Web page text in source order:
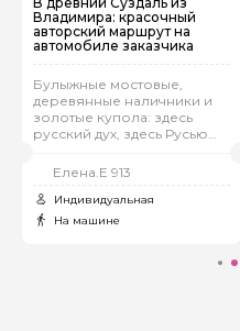
Владимира: красочный
авторский маршрут на
автомобиле заказчика
Булыжные мостовые,
деревянные наличники и
золотые купола: здесь
русский дух, здесь Русью
Елена.Е 913
Индивидуальная
На машине